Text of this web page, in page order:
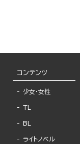
コンテンツ
少女・女性
TL
BL
ライトノベル